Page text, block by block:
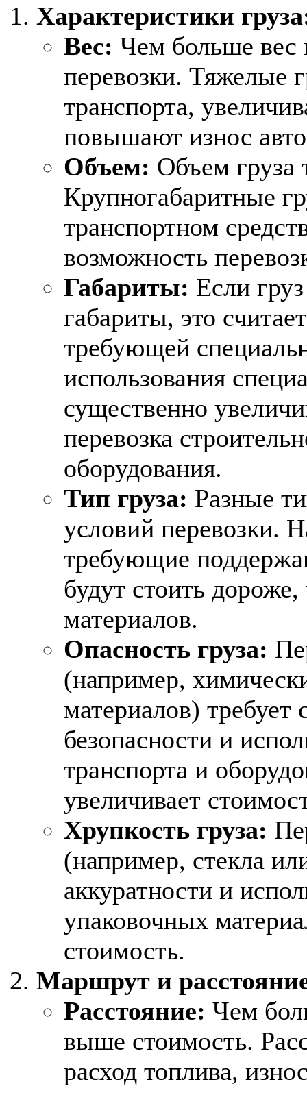
Характеристики
Вес: Чем больше вес
перевозки. Тяжелые
транспорта,
повышают износ
Объем: Объем груза
Крупногабаритные
транспортном
возможность
Габариты: Если
габариты, это
требующей
использования
существенно
перевозка
оборудования.
Тип груза: Разные
условий перевозки.
требующие
будут стоить
материалов.
Опасность груза:
(например,
материалов) требует
безопасности и
транспорта и
увеличивает
Хрупкость груза:
(например, стекла
аккуратности и
упаковочных
стоимость.
Маршрут и
Расстояние: Чем
выше стоимость.
расход топлива,